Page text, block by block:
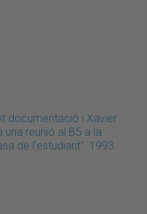
documentació i Xavier
reunió al B5 a la
de l'estudiant". 1993